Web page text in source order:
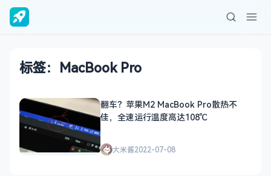
标签：MacBook Pro
翻车？苹果M2 MacBook Pro散热不
佳，全速运行温度高达108℃
大米酱2022-07-08